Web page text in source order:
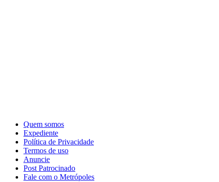
Quem somos
Expediente
Política de Privacidade
Termos de uso
Anuncie
Post Patrocinado
Fale com o Metrópoles